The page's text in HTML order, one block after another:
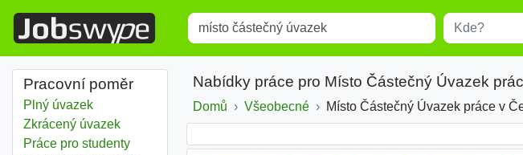
Title Místo
results.
Pracovní poměr
Plný úvazek
Zkrácený úvazek
Práce pro studenty
Nabídky práce pro Místo Částečný Úvazek
Domů Všeobecné Místo Částečný Úvazek práce v